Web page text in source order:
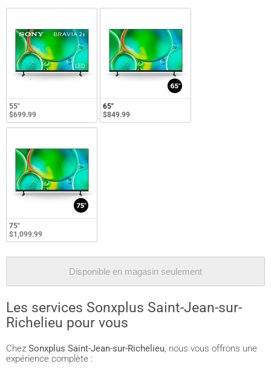
55"
$699.99
65"
$849.99
75"
$1,099.99
Disponible en magasin seulement
Les services Sonxplus Saint-Jean-sur-
Richelieu pour vous
Chez Sonxplus Saint-Jean-sur-Richelieu, nous vous offrons une
expérience complète :